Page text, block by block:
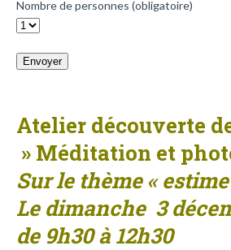
Nombre de personnes (obligatoire)
Atelier découverte
» Méditation et
Sur le thème «
Le dimanche 3
de 9h30 à 12h30